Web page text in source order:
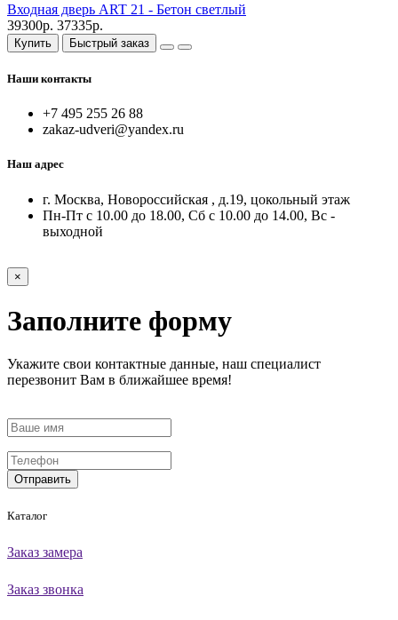
Входная дверь ART 21 - Бетон светлый
39300р. 37335р.
Купить Быстрый заказ
Наши контакты
+7 495 255 26 88
zakaz-udveri@yandex.ru
Наш адрес
г. Москва, Новороссийская , д.19, цокольный этаж
Пн-Пт с 10.00 до 18.00, Сб с 10.00 до 14.00, Вс -
выходной
×
Заполните форму
Укажите свои контактные данные, наш специалист
перезвонит Вам в ближайшее время!
Отправить
Каталог
Заказ замера
Заказ звонка